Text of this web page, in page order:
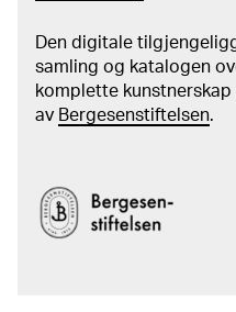
Den digitale
samling og katalogen
komplette
av Bergesenstiftelsen.